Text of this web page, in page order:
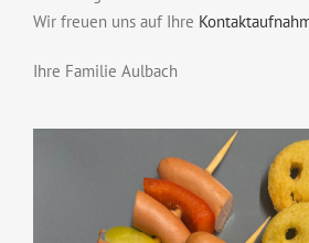
Wir freuen uns auf Ihre
Ihre Familie Aulbach